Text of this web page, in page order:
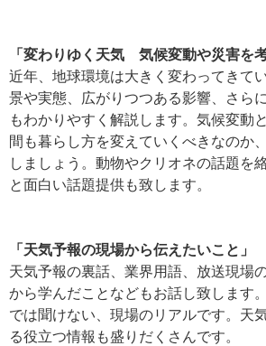
「変わりゆく天気 気候変動や災害を考
近年、地球環境は大きく変わってきて
景や実態、広がりつつある影響、さら
もわかりやすく解説します。気候変動
間も暮らし方を変えていくべきなのか
しましょう。動物やクリオネの話題を
と面白い話題提供も致します。
「天気予報の現場から伝えたいこと」
天気予報の裏話、業界用語、放送現場
から学んだことなどもお話し致します
では聞けない、現場のリアルです。天
る役立つ情報も盛りだくさんです。